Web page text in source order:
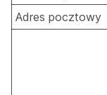
Adres pocztowy